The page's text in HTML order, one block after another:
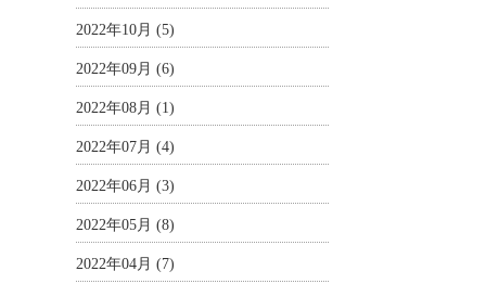
2022年10月 (5)
2022年09月 (6)
2022年08月 (1)
2022年07月 (4)
2022年06月 (3)
2022年05月 (8)
2022年04月 (7)